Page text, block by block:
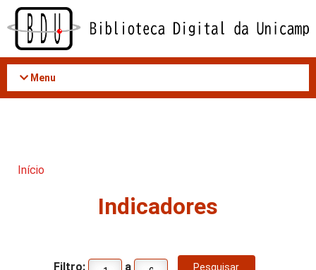
Acessar
conteúdo
Menu
Início
Indicadores
Filtro: a